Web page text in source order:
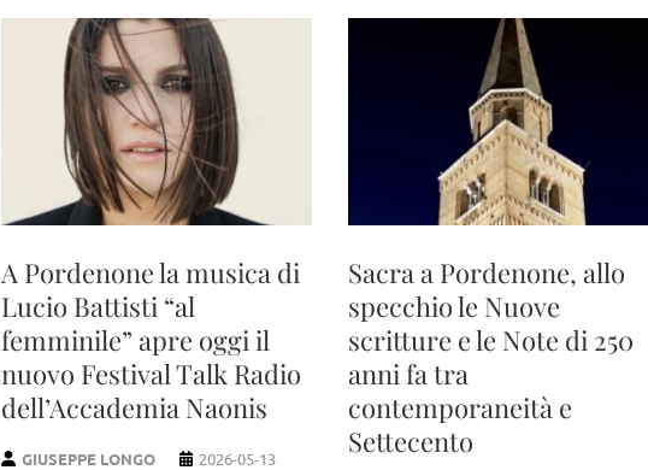
A Pordenone la musica di
Lucio Battisti “al
femminile” apre oggi il
nuovo Festival Talk Radio
dell’Accademia Naonis
GIUSEPPE LONGO 2026-05-13
Sacra a Pordenone, allo
specchio le Nuove
scritture e le Note di 250
anni fa tra
contemporaneità e
Settecento